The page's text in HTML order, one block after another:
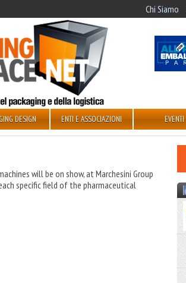
Chi Siamo
DESIGN ENTI E ASSOCIAZIONI EVENTI
will be on show, at Marchesini Group
specific field of the pharmaceutical